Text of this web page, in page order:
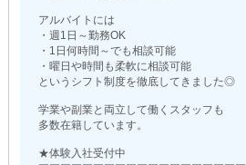
アルバイトには
・週1日～勤務OK
・1日何時間～でも相談可能
・曜日や時間も柔軟に相談可能
というシフト制度を徹底してきました◎
学業や副業と両立して働くスタッフも
多数在籍しています。
★体験入社受付中